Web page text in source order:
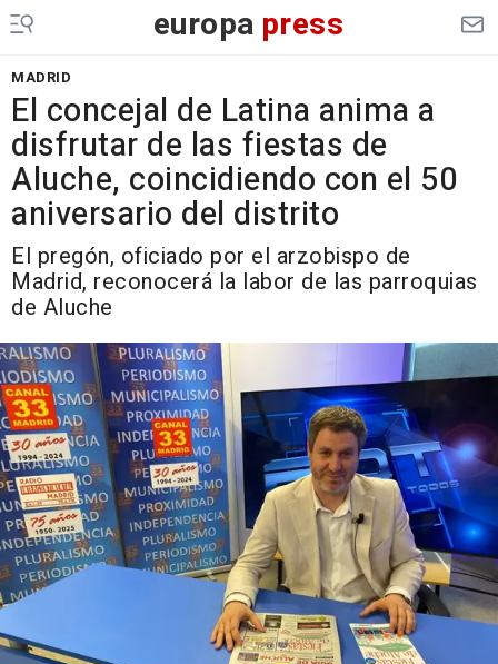
europa press
MADRID
El concejal de Latina anima a
disfrutar de las fiestas de
Aluche, coincidiendo con el 50
aniversario del distrito
El pregón, oficiado por el arzobispo de
Madrid, reconocerá la labor de las parroquias
de Aluche